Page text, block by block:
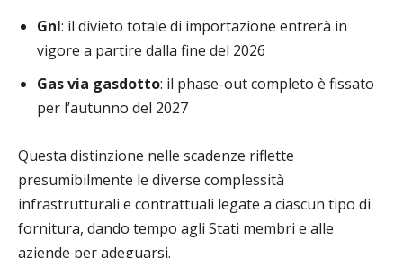
Gnl: il divieto totale di importazione entrerà in
vigore a partire dalla fine del 2026
Gas via gasdotto: il phase-out completo è fissato
per l’autunno del 2027
Questa distinzione nelle scadenze riflette
presumibilmente le diverse complessità
infrastrutturali e contrattuali legate a ciascun tipo di
fornitura, dando tempo agli Stati membri e alle
aziende per adeguarsi.